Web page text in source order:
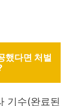
했다면 처벌
기수(완료된